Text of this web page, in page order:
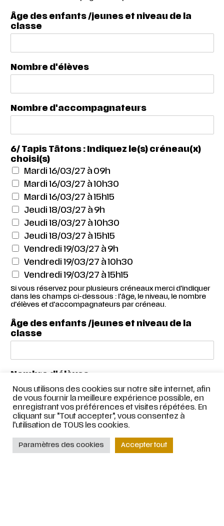
Âge des enfants /jeunes et niveau de la
classe
Nombre d'élèves
Nombre d'accompagnateurs
6/ Tapis Tâtons : Indiquez le(s) créneau(x)
choisi(s)
Mardi 16/03/27 à 09h
Mardi 16/03/27 à 10h30
Mardi 16/03/27 à 15h15
Jeudi 18/03/27 à 9h
Jeudi 18/03/27 à 10h30
Jeudi 18/03/27 à 15h15
Vendredi 19/03/27 à 9h
Vendredi 19/03/27 à 10h30
Vendredi 19/03/27 à 15h15
Si vous réservez pour plusieurs créneaux merci d'indiquer
dans les champs ci-dessous : l'âge, le niveau, le nombre
d'élèves et d'accompagnateurs par créneau.
Âge des enfants /jeunes et niveau de la
classe
Nombre d'élèves
Nombre d'accompagnateurs
Merci d'indiquer si vous passez par un
Nous utilisons des cookies sur notre site internet, afin
de vous fournir la meilleure expérience possible, en
enregistrant vos préférences et visites répétées. En
cliquant sur "Tout accepter", vous consentez à
l'utilisation de TOUS les cookies.
Paramètres des cookies Accepter tout